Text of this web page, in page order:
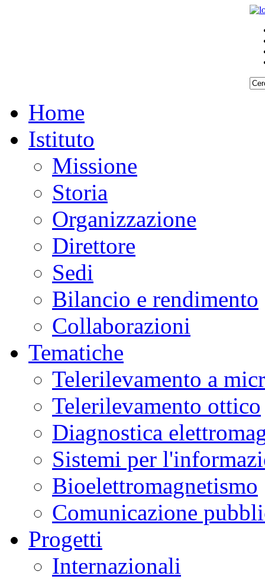
Home
Istituto
Missione
Storia
Organizzazione
Direttore
Sedi
Bilancio e rendimento
Collaborazioni
Tematiche
Telerilevamento a
Telerilevamento ottico
Diagnostica
Sistemi per
Bioelettromagnetismo
Comunicazione
Progetti
Internazionali